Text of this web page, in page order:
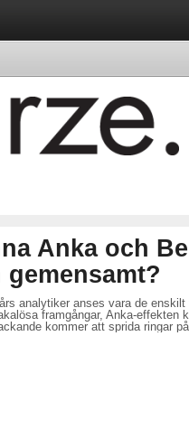
Anka och
analytiker anses vara de
framgångar, Anka-effekten
kommer att sprida ringar